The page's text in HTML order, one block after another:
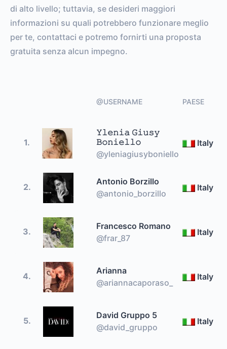
di alto livello; tuttavia, se desideri maggiori
informazioni su quali potrebbero funzionare meglio
per te, contattaci e potremo fornirti una proposta
gratuita senza alcun impegno.
@USERNAME PAESE
1.
𝚈𝚕𝚎𝚗𝚒𝚊 𝙶𝚒𝚞𝚜𝚢
𝙱𝚘𝚗𝚒𝚎𝚕𝚕𝚘
@yleniagiusyboniello
Italy
2.
Antonio Borzillo
@antonio_borzillo
Italy
3.
Francesco Romano
@frar_87
Italy
4.
Arianna
@ariannacaporaso_
Italy
5.
David Gruppo 5
@david_gruppo
Italy